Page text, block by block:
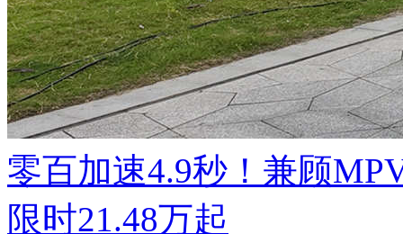
零百加速4.9秒！兼顾
限时21.48万起